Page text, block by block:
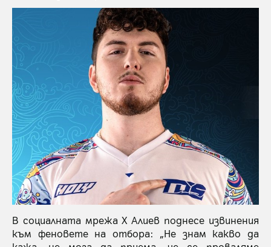
В социалната мрежа X Алиев поднесе извинения
към феновете на отбора: „Не знам какво да